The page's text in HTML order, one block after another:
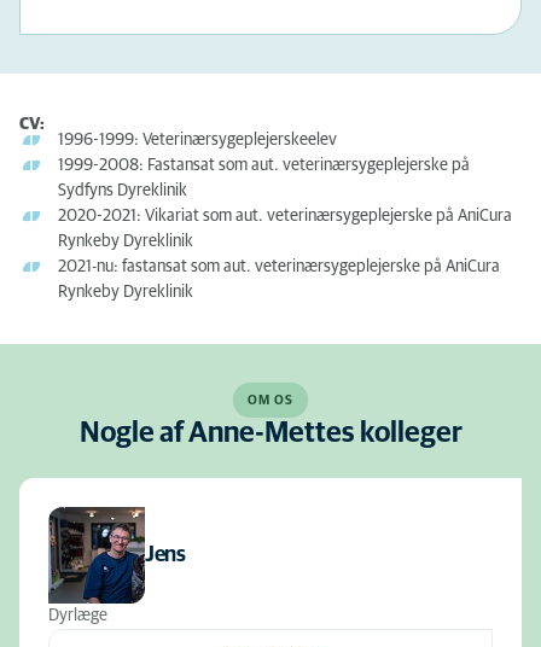
CV:
1996-1999: Veterinærsygeplejerskeelev
1999-2008: Fastansat som aut. veterinærsygeplejerske på
Sydfyns Dyreklinik
2020-2021: Vikariat som aut. veterinærsygeplejerske på AniCura
Rynkeby Dyreklinik
2021-nu: fastansat som aut. veterinærsygeplejerske på AniCura
Rynkeby Dyreklinik
OM OS
Nogle af Anne-Mettes kolleger
Jens
Dyrlæge